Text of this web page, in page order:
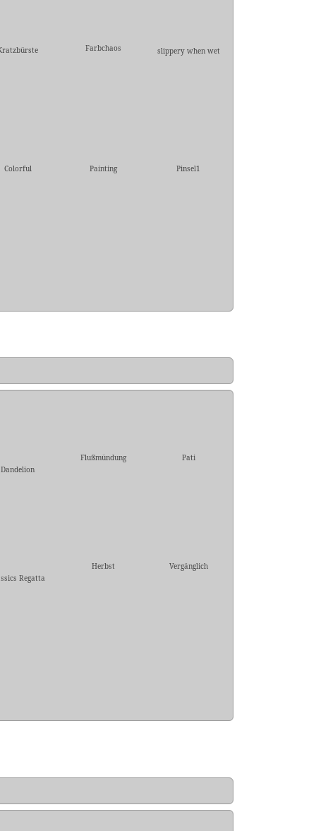
Farbchaos slippery when wet
Colorful
Painting Pinsel1
Dandelion
Flußmündung Pati
Regatta
Herbst Vergänglich